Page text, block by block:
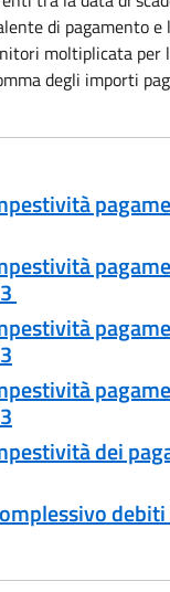
di pagamento e
moltiplicata per
degli importi
dei